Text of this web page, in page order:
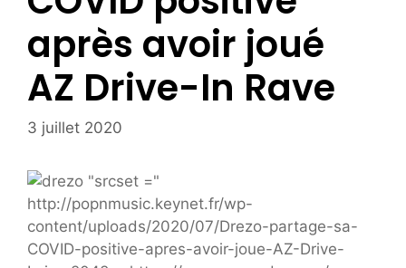
après avoir joué
AZ Drive-In Rave
3 juillet 2020